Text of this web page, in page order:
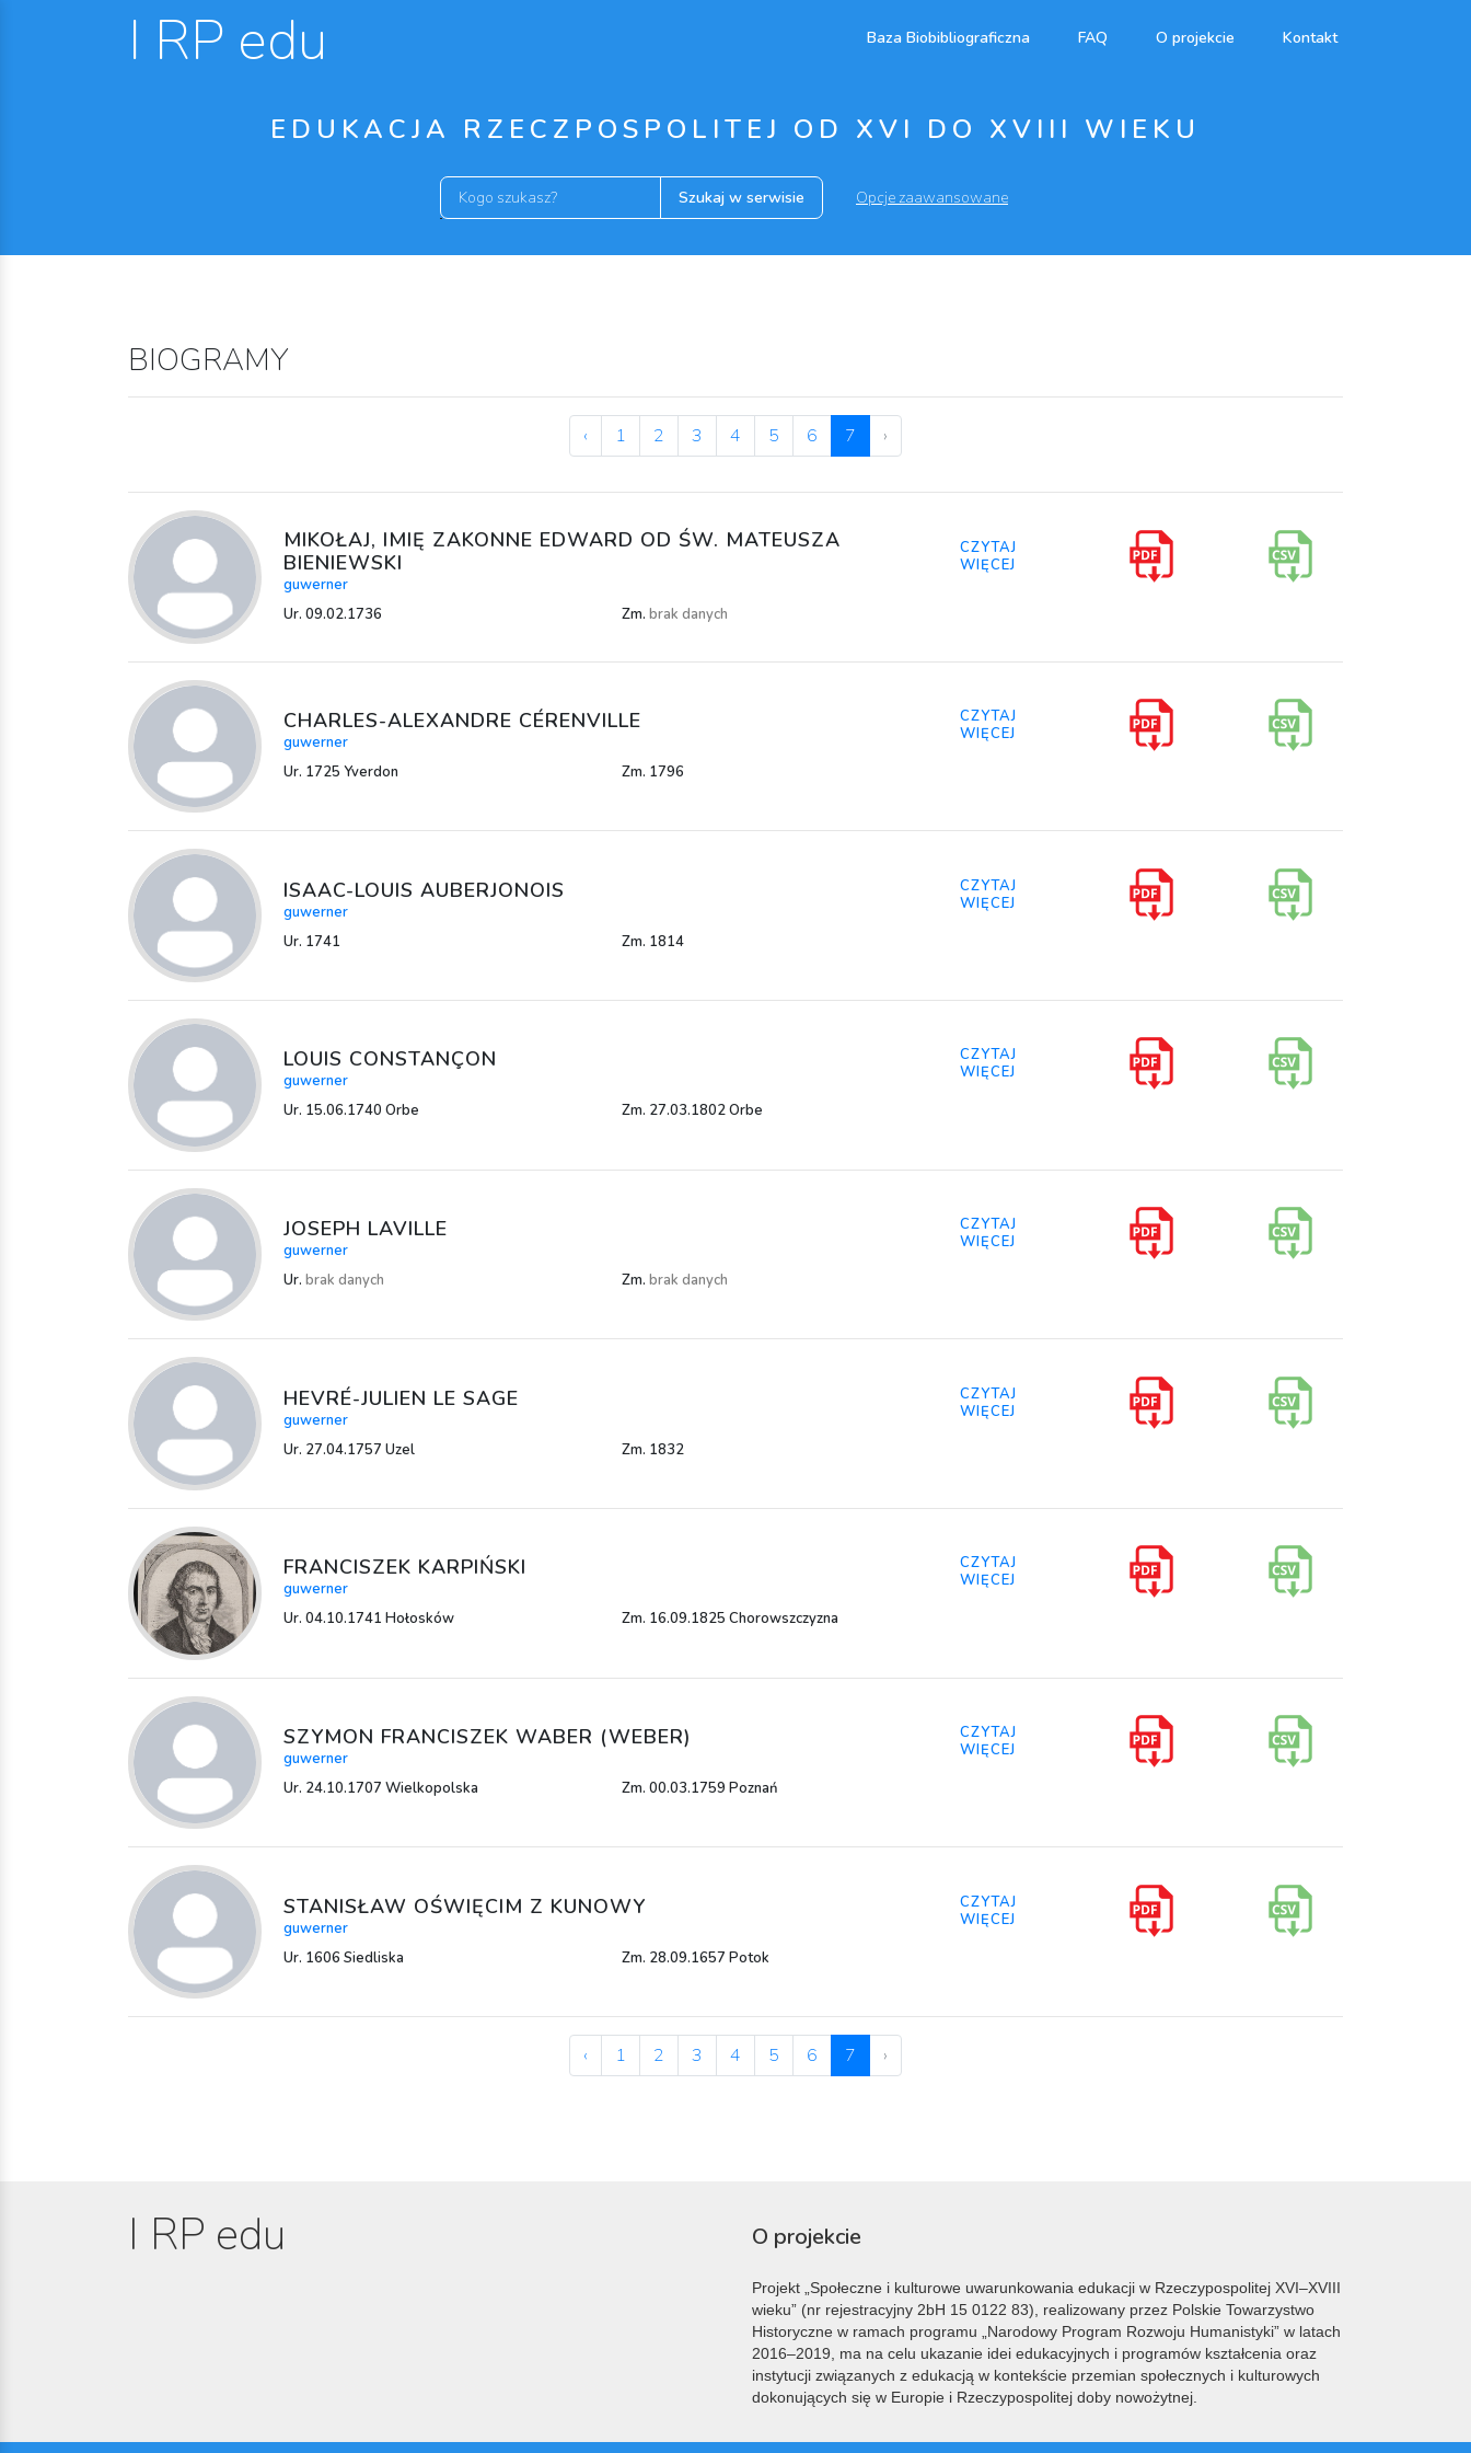
I RP edu Baza Biobibliograficzna FAQ O projekcie Kontakt
EDUKACJA RZECZPOSPOLITEJ OD XVI DO XVIII WIEKU
Szukaj w serwisie Opcje zaawansowane
BIOGRAMY
‹ 1 2 3 4 5 6 7 ›
MIKOŁAJ, IMIĘ ZAKONNE EDWARD OD ŚW. MATEUSZA
BIENIEWSKI
guwerner
Ur. 09.02.1736
Zm. brak danych
CZYTAJ
WIĘCEJ
CHARLES-ALEXANDRE CÉRENVILLE
guwerner
Ur. 1725 Yverdon
Zm. 1796
CZYTAJ
WIĘCEJ
ISAAC-LOUIS AUBERJONOIS
guwerner
Ur. 1741
Zm. 1814
CZYTAJ
WIĘCEJ
LOUIS CONSTANÇON
guwerner
Ur. 15.06.1740 Orbe
Zm. 27.03.1802 Orbe
CZYTAJ
WIĘCEJ
JOSEPH LAVILLE
guwerner
Ur. brak danych Zm. brak danych
CZYTAJ
WIĘCEJ
HEVRÉ-JULIEN LE SAGE
guwerner
Ur. 27.04.1757 Uzel
Zm. 1832
CZYTAJ
WIĘCEJ
FRANCISZEK KARPIŃSKI
guwerner
Ur. 04.10.1741 Hołosków
Zm. 16.09.1825 Chorowszczyzna
CZYTAJ
WIĘCEJ
SZYMON FRANCISZEK WABER (WEBER)
guwerner
Ur. 24.10.1707 Wielkopolska
Zm. 00.03.1759 Poznań
CZYTAJ
WIĘCEJ
STANISŁAW OŚWIĘCIM Z KUNOWY
guwerner
Ur. 1606 Siedliska
Zm. 28.09.1657 Potok
CZYTAJ
WIĘCEJ
‹ 1 2 3 4 5 6 7 ›
I RP edu O projekcie
Projekt „Społeczne i kulturowe uwarunkowania edukacji w Rzeczypospolitej XVI–XVIII
wieku” (nr rejestracyjny 2bH 15 0122 83), realizowany przez Polskie Towarzystwo
Historyczne w ramach programu „Narodowy Program Rozwoju Humanistyki” w latach
2016–2019, ma na celu ukazanie idei edukacyjnych i programów kształcenia oraz
instytucji związanych z edukacją w kontekście przemian społecznych i kulturowych
dokonujących się w Europie i Rzeczypospolitej doby nowożytnej.